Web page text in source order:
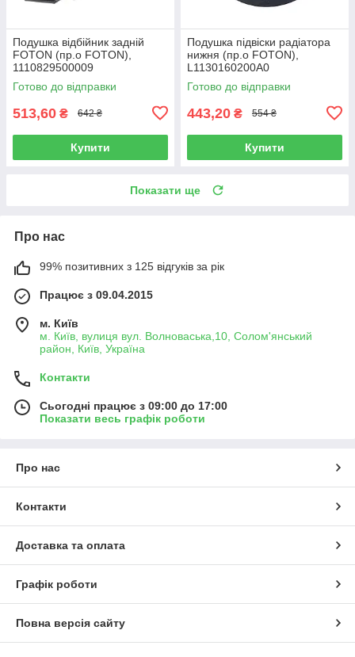
Подушка відбійник задній
FOTON (пр.о FOTON),
1110829500009
Готово до відправки
513,60 ₴ 642 ₴
Купити
Подушка підвіски радіатора
нижня (пр.о FOTON),
L1130160200A0
Готово до відправки
443,20 ₴ 554 ₴
Купити
Показати ще
Про нас
99% позитивних з 125 відгуків за рік
Працює з 09.04.2015
м. Київ
м. Київ, вулиця вул. Волноваська,10, Солом'янський
район, Київ, Україна
Контакти
Сьогодні працює з 09:00 до 17:00
Показати весь графік роботи
Про нас
Контакти
Доставка та оплата
Графік роботи
Повна версія сайту